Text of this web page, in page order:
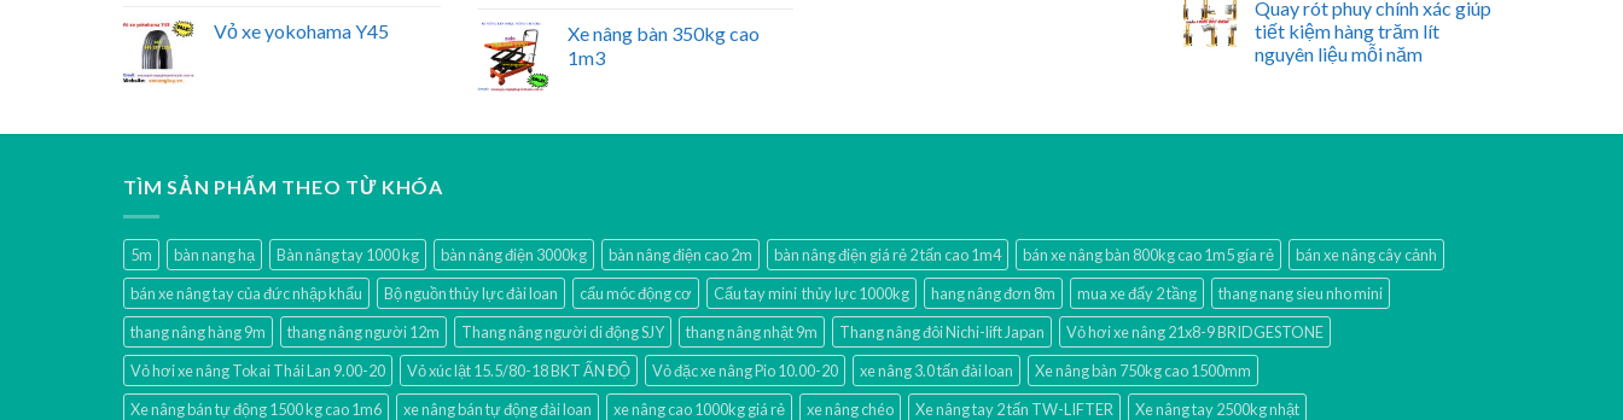
Vỏ xe yokohama Y45
Xe nâng bàn 350kg cao
1m3
Quay rót phuy chính xác giúp
tiết kiệm hàng trăm lít
nguyên liệu mỗi năm
TÌM SẢN PHẨM THEO TỪ KHÓA
5m bàn nang hạ Bàn nâng tay 1000 kg bàn nâng điện 3000kg bàn nâng điện cao 2m bàn nâng điện giá rẻ 2 tấn cao 1m4 bán xe nâng bàn 800kg cao 1m5 gía rẻ
bán xe nâng cây cảnh
bán xe nâng tay của đức nhập khẩu
Bộ nguồn thủy lực đài loan cẩu móc động cơ Cẩu tay mini thủy lực 1000kg hang nâng đơn 8m mua xe đẩy 2 tầng
thang nang sieu nho mini
thang nâng hàng 9m
thang nâng người 12m Thang nâng người di động SJY thang nâng nhật 9m Thang nâng đôi Nichi-lift Japan
Vỏ hơi xe nâng 21x8-9 BRIDGESTONE
Vỏ hơi xe nâng Tokai Thái Lan 9.00-20
Vỏ xúc lật 15.5/80-18 BKT ẤN ĐỘ Vỏ đặc xe nâng Pio 10.00-20 xe nâng 3.0 tấn đài loan
Xe nâng bàn 750kg cao 1500mm
Xe nâng bán tự động 1500 kg cao 1m6
xe nâng bán tự động đài loan xe nâng cao 1000kg giá rẻ xe nâng chéo Xe nâng tay 2 tấn TW-LIFTER
Xe nâng tay 2500kg nhật